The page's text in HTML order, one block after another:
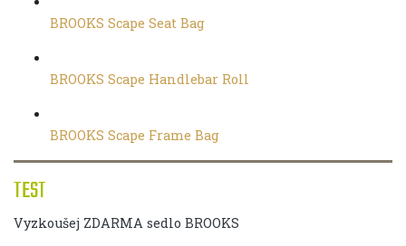
TEST
Vyzkoušej ZDARMA sedlo BROOKS
BROOKS Scape Seat Bag
BROOKS Scape Handlebar Roll
BROOKS Scape Frame Bag